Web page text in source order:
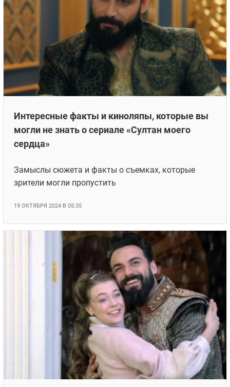
Интересные факты и киноляпы, которые вы
могли не знать о сериале «Султан моего
сердца»
Замыслы сюжета и факты о съемках, которые
зрители могли пропустить
19 ОКТЯБРЯ 2024 В 05:35